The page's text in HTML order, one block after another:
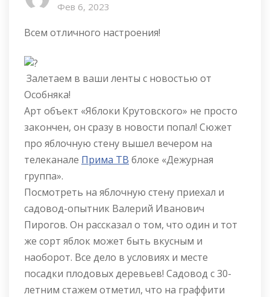
Фев 6, 2023
Всем отличного настроения!
Залетаем в ваши ленты с новостью от
Особняка!
Арт объект «Яблоки Крутовского» не просто
закончен, он сразу в новости попал! Сюжет
про яблочную стену вышел вечером на
телеканале Прима ТВ блоке «Дежурная
группа».
Посмотреть на яблочную стену приехал и
садовод-опытник Валерий Иванович
Пирогов. Он рассказал о том, что один и тот
же сорт яблок может быть вкусным и
наоборот. Все дело в условиях и месте
посадки плодовых деревьев! Садовод с 30-
летним стажем отметил, что на граффити